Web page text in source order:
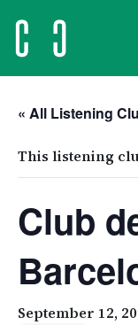
MAIN
« All Listening
This listening
Club
September 12,